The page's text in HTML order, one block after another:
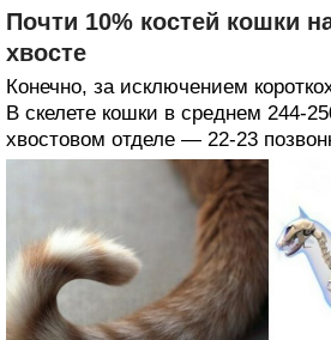
Почти 10% костей кошки
хвосте
Конечно, за исключением
В скелете кошки в среднем 244-
хвостовом отделе — 22-23